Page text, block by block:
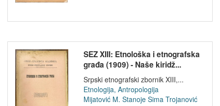
SEZ XIII: Etnološka i etnografska
građa (1909) - Naše kiridž...
Srpski etnografski zbornik XIII,...
Etnologija, Antropologija
Mijatović M. Stanoje Sima Trojanović